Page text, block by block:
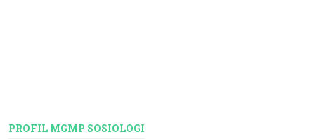
PROFIL MGMP SOSIOLOGI